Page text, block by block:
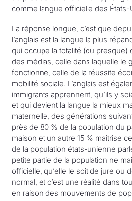
comme langue officielle des États-
La réponse longue, c’est que
l’anglais est la langue la plus
qui occupe la totalité (ou presque)
des médias, celle dans laquelle le
fonctionne, celle de la réussite
mobilité sociale. L’anglais est
immigrants apprennent, qu’ils y
et qui devient la langue la mieux
maternelle, des générations
près de 80 % de la population du
maison et un autre 15 % maitrise
de la population états-unienne
petite partie de la population ne
officielle, qu’elle le soit de jure ou
normal, et c’est une réalité dans
en raison des mouvements de